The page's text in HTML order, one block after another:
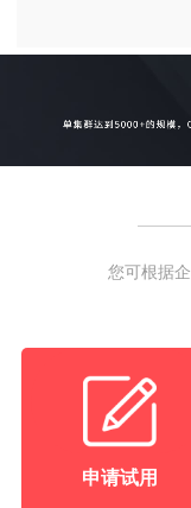
约 可查看公
可将日历共
您可根据
申请试用